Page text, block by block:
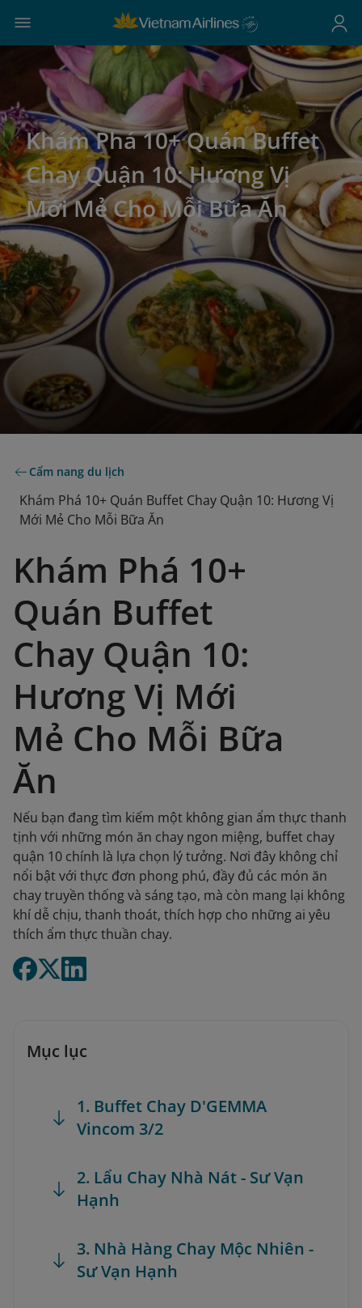
Khám Phá 10+ Quán Buffet
Chay Quận 10: Hương Vị
Mới Mẻ Cho Mỗi Bữa Ăn
Cẩm nang du lịch
Khám Phá 10+ Quán Buffet Chay Quận 10: Hương Vị
Mới Mẻ Cho Mỗi Bữa Ăn
Khám Phá 10+
Quán Buffet
Chay Quận 10:
Hương Vị Mới
Mẻ Cho Mỗi Bữa
Ăn
Nếu bạn đang tìm kiếm một không gian ẩm thực thanh
tịnh với những món ăn chay ngon miệng, buffet chay
quận 10 chính là lựa chọn lý tưởng. Nơi đây không chỉ
nổi bật với thực đơn phong phú, đầy đủ các món ăn
chay truyền thống và sáng tạo, mà còn mang lại không
khí dễ chịu, thanh thoát, thích hợp cho những ai yêu
thích ẩm thực thuần chay.
Mục lục
1. Buffet Chay D'GEMMA
Vincom 3/2
2. Lẩu Chay Nhà Nát - Sư Vạn
Hạnh
3. Nhà Hàng Chay Mộc Nhiên -
Sư Vạn Hạnh